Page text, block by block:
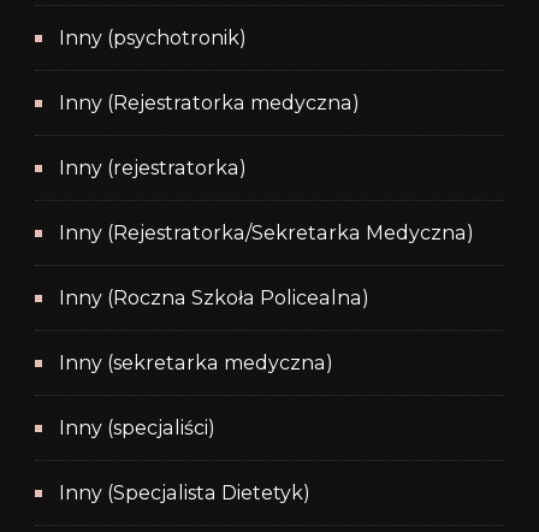
Inny (psychotronik)
Inny (Rejestratorka medyczna)
Inny (rejestratorka)
Inny (Rejestratorka/Sekretarka Medyczna)
Inny (Roczna Szkoła Policealna)
Inny (sekretarka medyczna)
Inny (specjaliści)
Inny (Specjalista Dietetyk)